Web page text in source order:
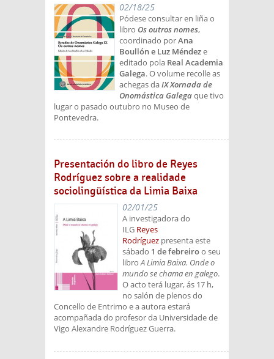
02/18/25
Pódese consultar en liña o
libro Os outros nomes,
coordinado porAna
Boullón e Luz Méndeze
editado pola Real Academia
Galega. O volume recolle as
achegas daIX Xornada de
Onomástica Galegaque tivo
lugar o pasado outubro no Museo de
Pontevedra.
Presentación do libro de Reyes
Rodríguez sobre a realidade
sociolingüística da Limia Baixa
02/01/25
A investigadora do
ILG Reyes
Rodríguez presenta este
sábado 1 de febreiroo seu
libroA Limia Baixa. Onde o
mundo se chama en galego.
O acto terá lugar, ás 17 h,
no salón de plenos do
Concello de Entrimo e a autora estará
acompañada do profesor da Universidade de
Vigo Alexandre Rodríguez Guerra.